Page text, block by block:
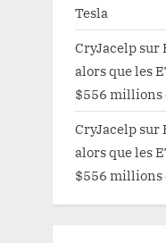
Tesla
CryJacelp sur
alors que les
$556 millions
CryJacelp sur
alors que les
$556 millions